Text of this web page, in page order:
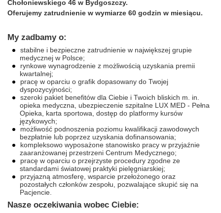
Chołoniewskiego 46 w Bydgoszczy.
Oferujemy zatrudnienie w wymiarze 60 godzin w miesiącu.
My zadbamy o:
stabilne i bezpieczne zatrudnienie w największej grupie
medycznej w Polsce;
rynkowe wynagrodzenie z możliwością uzyskania premii
kwartalnej;
pracę w oparciu o grafik dopasowany do Twojej
dyspozycyjności;
szeroki pakiet benefitów dla Ciebie i Twoich bliskich m. in.
opieka medyczna, ubezpieczenie szpitalne LUX MED - Pełna
Opieka, karta sportowa, dostęp do platformy kursów
językowych;
możliwość podnoszenia poziomu kwalifikacji zawodowych
bezpłatnie lub poprzez uzyskania dofinansowania;
kompleksowo wyposażone stanowisko pracy w przyjaźnie
zaaranżowanej przestrzeni Centrum Medycznego;
pracę w oparciu o przejrzyste procedury zgodne ze
standardami światowej praktyki pielęgniarskiej;
przyjazną atmosferę, wsparcie przełożonego oraz
pozostałych członków zespołu, pozwalające skupić się na
Pacjencie.
Nasze oczekiwania wobec Ciebie: